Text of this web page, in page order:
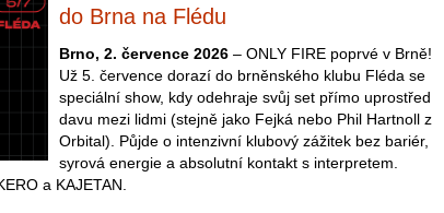
do Brna na Flédu
Brno, 2. července 2026 – ONLY FIRE poprvé v Brně!
Už 5. července dorazí do brněnského klubu Fléda se
speciální show, kdy odehraje svůj set přímo uprostřed
davu mezi lidmi (stejně jako Fejká nebo Phil Hartnoll z
Orbital). Půjde o intenzivní klubový zážitek bez bariér,
syrová energie a absolutní kontakt s interpretem.
a KAJETAN.